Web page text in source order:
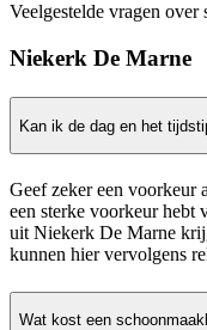
Veelgestelde vragen over
Niekerk De Marne
Kan ik de dag en het
Geef zeker een voorkeur
een sterke voorkeur hebt
uit Niekerk De Marne
kunnen hier vervolgens
Wat kost een